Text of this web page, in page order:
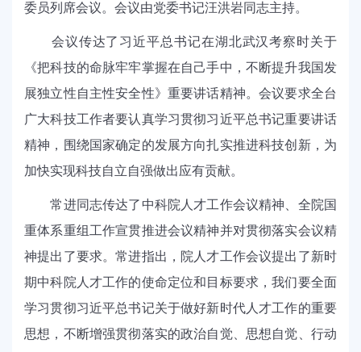
委员列席会议。会议由党委书记汪洪岩同志主持。
会议传达了习近平总书记在湖北武汉考察时关于
《把科技的命脉牢牢掌握在自己手中，不断提升我国发
展独立性自主性安全性》重要讲话精神。会议要求全台
广大科技工作者要认真学习贯彻习近平总书记重要讲话
精神，围绕国家确定的发展方向扎实推进科技创新，为
加快实现科技自立自强做出应有贡献。
常进同志传达了中科院人才工作会议精神、全院国
重体系重组工作宣贯推进会议精神并对贯彻落实会议精
神提出了要求。常进指出，院人才工作会议提出了新时
期中科院人才工作的使命定位和目标要求，我们要全面
学习贯彻习近平总书记关于做好新时代人才工作的重要
思想，不断增强贯彻落实的政治自觉、思想自觉、行动